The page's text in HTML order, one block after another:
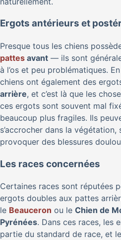
Ergots antérieurs et
Presque tous les chiens
pattes avant — ils sont
à l’os et peu problématiques.
chiens ont également des
arrière, et c’est là que les
ces ergots sont souvent mal
beaucoup plus fragiles. Ils
s’accrocher dans la végétation,
provoquer des blessures
Les races concernées
Certaines races sont réputées
ergots doubles aux pattes
le Beauceron ou le Chien de
Pyrénées. Dans ces races, les
partie du standard de race, et